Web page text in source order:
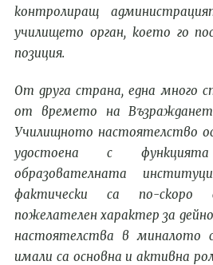
контролиращ
училището орган, което го
позиция.
От друга страна, една много
от времето на
Училищното настоятелство
удостоена с
образователната
фактически са по-
пожелателен характер за
настоятелства в миналото
имали са основна и активна